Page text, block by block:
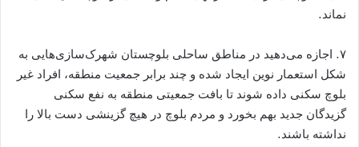
نماند.
۷. اجازه می‌دهید در مناطق ساحلی بلوچستان شهرک‌سازی‌هایی به
شکل استعمار نوین ایجاد شده و چند برابر جمعیت منطقه، افراد غیر
بلوچ سکنی داده شوند تا بافت جمعیتی منطقه به نفع سکنی
گزیدگان جدید بهم بخورد و مردم بلوچ در هیچ گزینشی دست بالا را
نداشته باشند.